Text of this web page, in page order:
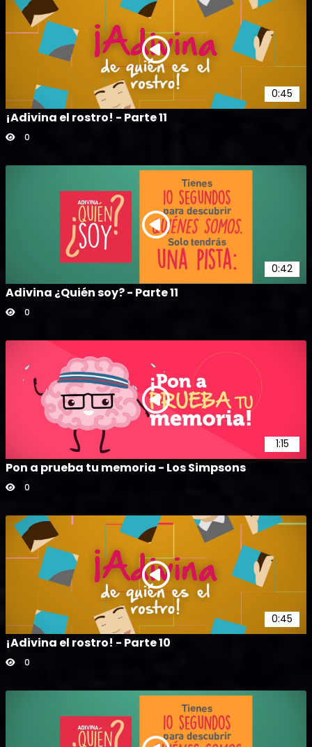
0:45
¡Adivina el rostro! - Parte 11
0
0:42
Adivina ¿Quién soy? - Parte 11
0
1:15
Pon a prueba tu memoria - Los Simpsons
0
0:45
¡Adivina el rostro! - Parte 10
0